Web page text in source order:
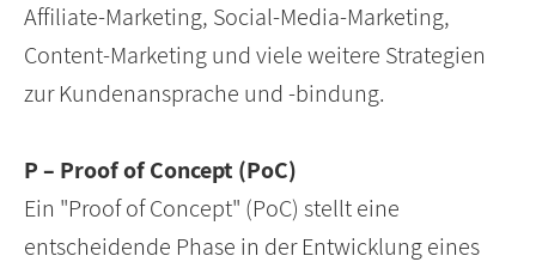
Affiliate-Marketing, Social-Media-Marketing,
Content-Marketing und viele weitere Strategien
zur Kundenansprache und -bindung.
P – Proof of Concept (PoC)
Ein "Proof of Concept" (PoC) stellt eine
entscheidende Phase in der Entwicklung eines